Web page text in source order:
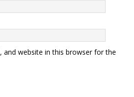
and website in this browser for the